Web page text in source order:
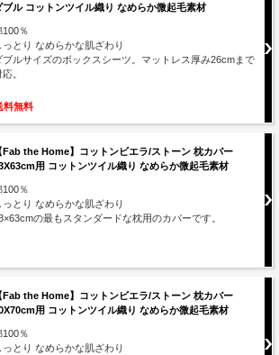
ブル コットンツイル織り なめらか微起毛素材
100％
っとり なめらかな肌ざわり
ブルサイズのボックスシーツ。マットレス厚み26cmまで
。
料無料
Fab the Home】コットンビエラ/ストーン 枕カバー
用 コットンツイル織り なめらか微起毛素材
100％
っとり なめらかな肌ざわり
の最もスタンダードな枕用のカバーです。
Fab the Home】コットンビエラ/ストーン 枕カバー
用 コットンツイル織り なめらか微起毛素材
100％
っとり なめらかな肌ざわり